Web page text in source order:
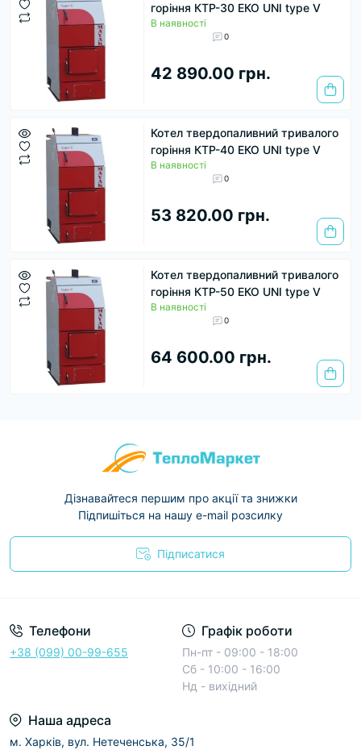
горіння КТР-30 ЕКО UNI type V
В наявності
0
42 890.00 грн.
Котел твердопаливний тривалого
горіння КТР-40 ЕКО UNI type V
В наявності
0
53 820.00 грн.
Котел твердопаливний тривалого
горіння КТР-50 ЕКО UNI type V
В наявності
0
64 600.00 грн.
Дізнавайтеся першим про акції та знижки
Підпишіться на нашу e-mail розсилку
Підписатися
Телефони
+38 (099) 00-99-655
Графік роботи
Пн-пт - 09:00 - 18:00
Сб - 10:00 - 16:00
Нд - вихідний
Наша адреса
м. Харків, вул. Нетеченська, 35/1